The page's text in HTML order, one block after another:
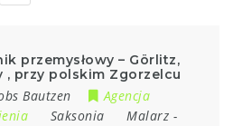
przemysłowy – Görlitz,
, przy polskim Zgorzelcu
Bautzen
Agencja
Saksonia Malarz -